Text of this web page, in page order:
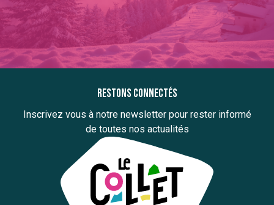
Restons connectés
Inscrivez vous à notre newsletter pour rester informé
de toutes nos actualités